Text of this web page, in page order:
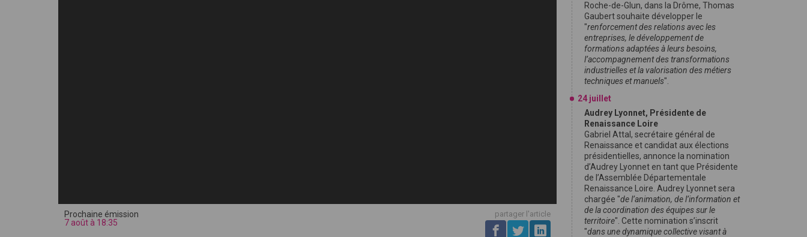
Prochaine émission
7 août à 18:35
partager l'article
Roche-de-Glun, dans la Drôme, Thomas
Gaubert souhaite développer le
"renforcement des relations avec les
entreprises, le développement de
formations adaptées à leurs besoins,
l’accompagnement des transformations
industrielles et la valorisation des métiers
techniques et manuels".
24 juillet
Audrey Lyonnet, Présidente de
Renaissance Loire
Gabriel Attal, secrétaire général de
Renaissance et candidat aux élections
présidentielles, annonce la nomination
d’Audrey Lyonnet en tant que Présidente
de l’Assemblée Départementale
Renaissance Loire. Audrey Lyonnet sera
chargée "de l’animation, de l’information et
de la coordination des équipes sur le
territoire". Cette nomination s’inscrit
"dans une dynamique collective visant à